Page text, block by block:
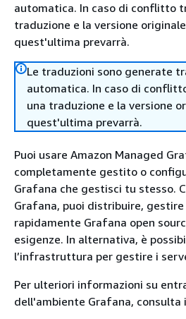
automatica. In caso di conflitto
traduzione e la versione
quest'ultima prevarrà.
Le traduzioni sono generate
automatica. In caso di
una traduzione e la versione
quest'ultima prevarrà.
Puoi usare Amazon Managed
completamente gestito o
Grafana che gestisci tu stesso.
Grafana, puoi distribuire, gestire
rapidamente Grafana open
esigenze. In alternativa, è
l’infrastruttura per gestire i
Per ulteriori informazioni su
dell'ambiente Grafana,